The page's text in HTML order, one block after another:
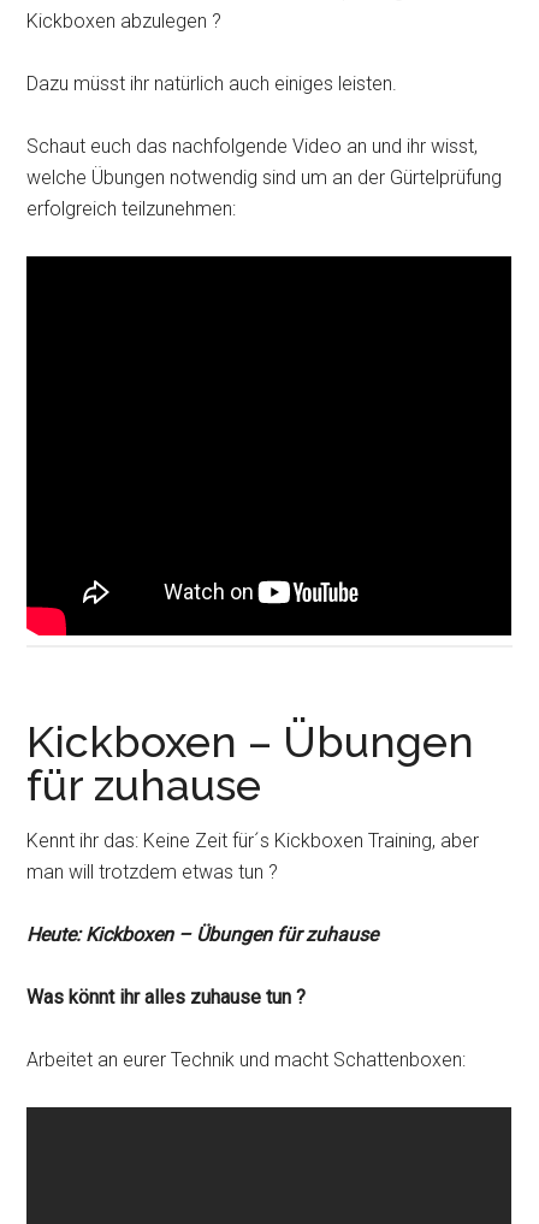
Kickboxen abzulegen ?
Dazu müsst ihr natürlich auch einiges leisten.
Schaut euch das nachfolgende Video an und ihr wisst,
welche Übungen notwendig sind um an der Gürtelprüfung
erfolgreich teilzunehmen:
Kickboxen – Übungen
für zuhause
Kennt ihr das: Keine Zeit für´s Kickboxen Training, aber
man will trotzdem etwas tun ?
Heute: Kickboxen – Übungen für zuhause
Was könnt ihr alles zuhause tun ?
Arbeitet an eurer Technik und macht Schattenboxen: